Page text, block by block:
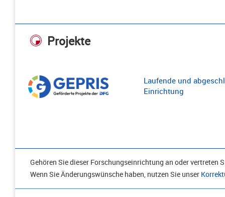
Projekte
Laufende und
Einrichtung
Gehören Sie dieser Forschungseinrichtung an oder vertreten
Wenn Sie Änderungswünsche haben, nutzen Sie unser